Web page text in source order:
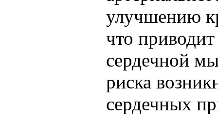
улучшению
что
сердечной
риска
сердечных